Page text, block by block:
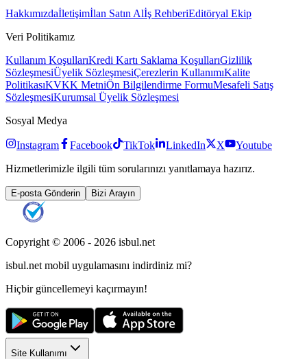
Hakkımızdaİletişimİlan Satın Alİş RehberiEditöryal Ekip
Veri Politikamız
Kullanım KoşullarıKredi Kartı Saklama KoşullarıGizlilik
SözleşmesiÜyelik SözleşmesiÇerezlerin KullanımıKalite
PolitikasıKVKK MetniÖn Bilgilendirme FormuMesafeli Satış
SözleşmesiKurumsal Üyelik Sözleşmesi
Sosyal Medya
Instagram Facebook TikTok LinkedIn X
Youtube
Hizmetlerimizle ilgili tüm sorularınızı yanıtlamaya hazırız.
E-posta Gönderin Bizi Arayın
Copyright © 2006 - 2026 isbul.net
isbul.net mobil uygulamasını indirdiniz mi?
Hiçbir güncellemeyi kaçırmayın!
Site Kullanımı